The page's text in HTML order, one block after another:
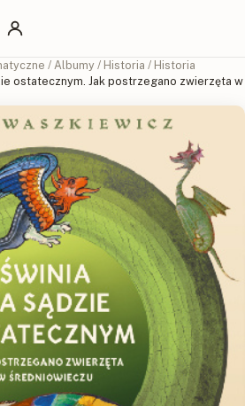
/ Albumy / Historia / Historia
ostatecznym. Jak postrzegano zwierzęta w